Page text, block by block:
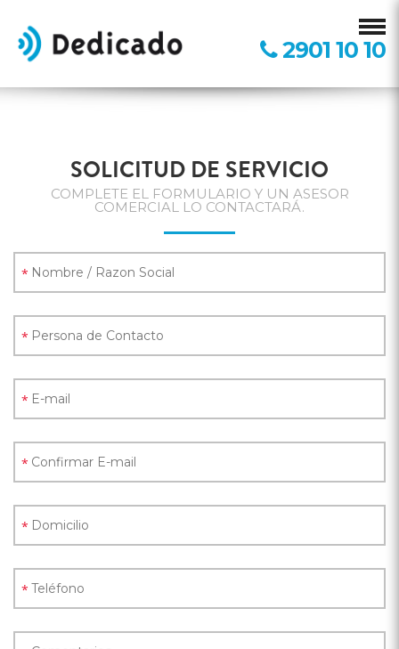
2901 10 10
SOLICITUD DE SERVICIO
COMPLETE EL FORMULARIO Y UN ASESOR
COMERCIAL LO CONTACTARÁ.
*
*
*
*
*
*